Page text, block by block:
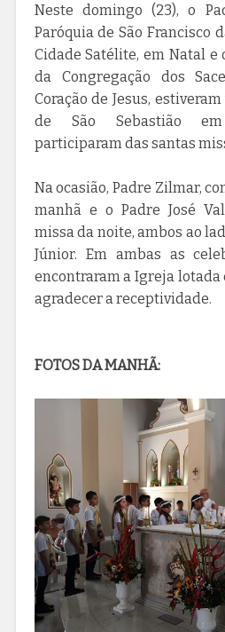
Neste domingo (23), o
Paróquia de São Francisco
Cidade Satélite, em Natal e
da Congregação dos
Coração de Jesus,
de São Sebastião em
participaram das santas
Na ocasião, Padre Zilmar,
manhã e o Padre José
missa da noite, ambos ao
Júnior. Em ambas as
encontraram a Igreja lotada
agradecer a receptividade.
FOTOS DA MANHÃ: